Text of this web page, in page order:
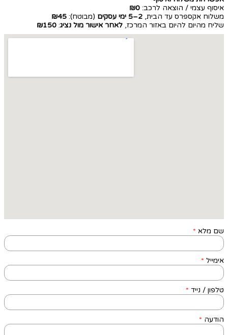
איסוף עצמי / הוצאה לרכב: ₪0
משלוח אקספרס עד הבית, 2–5 ימי עסקים (מבוטח): ₪45
שליח מהיום להיום באזור המרכז, לאחר אישור מול נציג:
₪150
שם מלא *
אימייל *
טלפון / נייד *
הודעה *